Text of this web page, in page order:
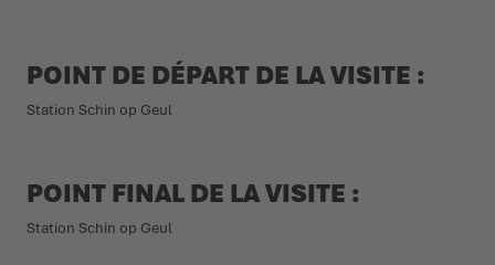
LOWA PROFESSIONAL
LOWA PROFESSIONAL
PODCAST
CARRIÈRE
POINT DE DÉPART DE LA VISITE :
Station Schin op Geul
POINT FINAL DE LA VISITE :
Station Schin op Geul